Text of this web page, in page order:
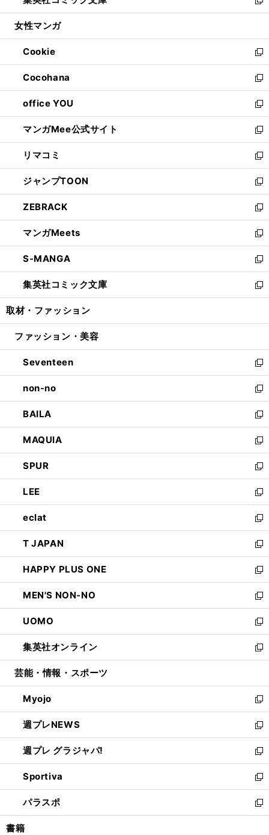
開
ウ
開
く
ン
ウ
で
開
く
ウ
ン
ド
ウ
で
開
く
新
し
ウ
ィ
ン
ド
ウ
で
開
く
女性マンガ
Cookie
新
し
い
ウ
ィ
ン
ド
ウ
で
開
く
Cocohana
新
し
い
ウ
ィ
ン
ド
ウ
で
開
く
office YOU
新
し
い
ウ
ィ
ン
ド
ウ
で
開
く
マンガMee公式サイト
新
し
い
ウ
ィ
ン
ド
ウ
で
開
く
リマコミ
新
し
い
ウ
ィ
ン
ド
ウ
で
開
く
ジャンプTOON
新
し
い
ウ
ィ
ン
ド
ウ
で
開
ZEBRACK
新
し
い
ウ
ィ
ン
ド
ウ
開
マンガMeets
新
し
い
ウ
ィ
ン
ウ
開
く
S-MANGA
新
し
い
ウ
ン
ウ
で
開
く
集英社コミック文庫
新
し
ウ
ン
ド
ウ
で
開
く
取材・ファッション
ファッション・美容
Seventeen
新
し
い
ウ
ィ
ン
ド
ウ
で
開
く
non-no
新
し
い
ウ
ィ
ン
ド
ウ
で
開
く
BAILA
新
し
い
ウ
ィ
ン
ド
ウ
で
開
く
MAQUIA
新
し
い
ウ
ィ
ン
ド
ウ
で
開
く
SPUR
新
し
い
ウ
ィ
ン
ド
ウ
で
開
く
LEE
新
し
い
ウ
ィ
ン
ド
ウ
で
開
く
eclat
新
し
い
ウ
ィ
ン
ド
ウ
で
開
く
T JAPAN
新
し
い
ウ
ィ
ン
ド
ウ
で
開
HAPPY PLUS ONE
新
し
い
ウ
ィ
ン
ド
ウ
開
く
MEN'S NON-NO
新
し
い
ウ
ィ
ン
ウ
で
開
く
UOMO
新
し
い
ウ
ン
ド
ウ
で
開
く
集英社オンライン
新
し
ウ
ィ
ン
ド
ウ
で
開
く
芸能・情報・スポーツ
Myojo
新
し
い
ウ
ィ
ン
ド
ウ
で
開
週プレNEWS
新
し
い
ウ
ィ
ン
ド
ウ
週プレ グラジャパ!
新
し
い
ウ
ィ
ン
Sportiva
新
し
い
ウ
パラスポ
新
し
書籍